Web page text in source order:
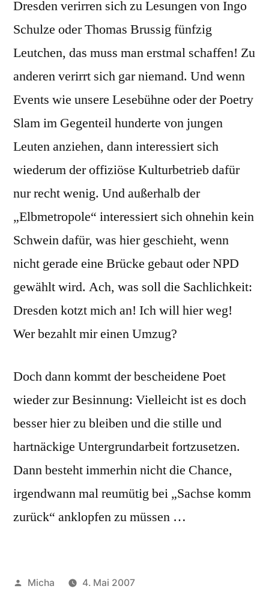
Dresden verirren sich zu Lesungen von Ingo
Schulze oder Thomas Brussig fünfzig
Leutchen, das muss man erstmal schaffen! Zu
anderen verirrt sich gar niemand. Und wenn
Events wie unsere Lesebühne oder der Poetry
Slam im Gegenteil hunderte von jungen
Leuten anziehen, dann interessiert sich
wiederum der offiziöse Kulturbetrieb dafür
nur recht wenig. Und außerhalb der
„Elbmetropole“ interessiert sich ohnehin kein
Schwein dafür, was hier geschieht, wenn
nicht gerade eine Brücke gebaut oder NPD
gewählt wird. Ach, was soll die Sachlichkeit:
Dresden kotzt mich an! Ich will hier weg!
Wer bezahlt mir einen Umzug?
Doch dann kommt der bescheidene Poet
wieder zur Besinnung: Vielleicht ist es doch
besser hier zu bleiben und die stille und
hartnäckige Untergrundarbeit fortzusetzen.
Dann besteht immerhin nicht die Chance,
irgendwann mal reumütig bei „Sachse komm
zurück“ anklopfen zu müssen …
Veröffentlicht
Micha 4. Mai 2007